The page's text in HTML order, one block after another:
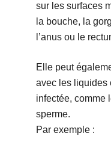
sur les surfaces
la bouche, la
l’anus ou le
Elle peut
avec les liquides
infectée, comme
sperme.
Par exemple :